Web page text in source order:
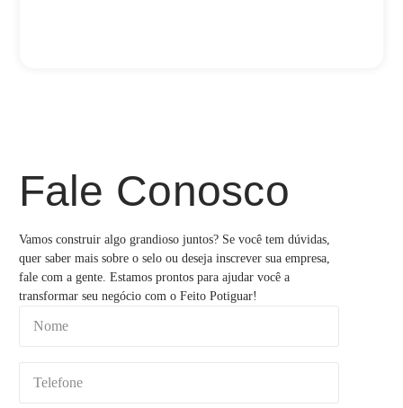
Fale Conosco
Vamos construir algo grandioso juntos? Se você tem dúvidas,
quer saber mais sobre o selo ou deseja inscrever sua empresa,
fale com a gente. Estamos prontos para ajudar você a
transformar seu negócio com o Feito Potiguar!